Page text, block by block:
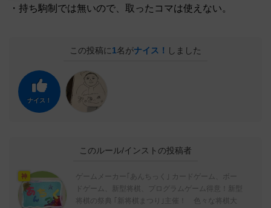
・持ち駒制では無いので、取ったコマは使えない。
この投稿に1名がナイス！ しました
ナイス！
このルール/インストの投稿者
神
ゲームメーカー｢あんちっく｣ カードゲーム、ボー
ドゲーム、新型将棋、プログラムゲーム得意！新型
将棋の祭典 ｢新将棋まつり｣主催！ 色々な将棋大